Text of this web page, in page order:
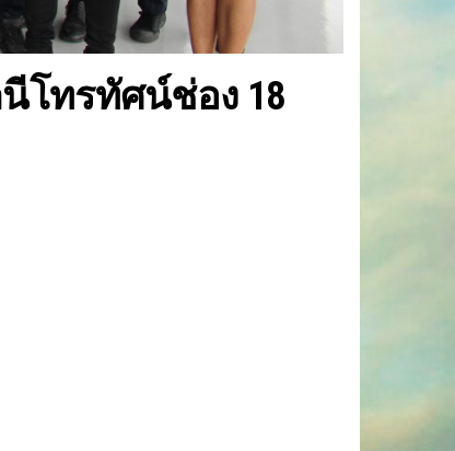
โทรทัศน์ช่อง 18